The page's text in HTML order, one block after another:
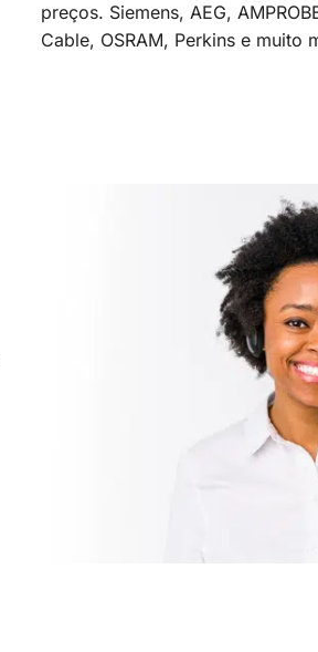
preços. Siemens, AEG,
Cable, OSRAM, Perkins e muito